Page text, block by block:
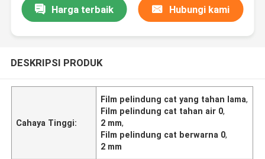
Harga terbaik Hubungi kami
DESKRIPSI PRODUK
Cahaya Tinggi:
Film pelindung cat yang tahan lama,
Film pelindung cat tahan air 0,
2 mm,
Film pelindung cat berwarna 0,
2 mm